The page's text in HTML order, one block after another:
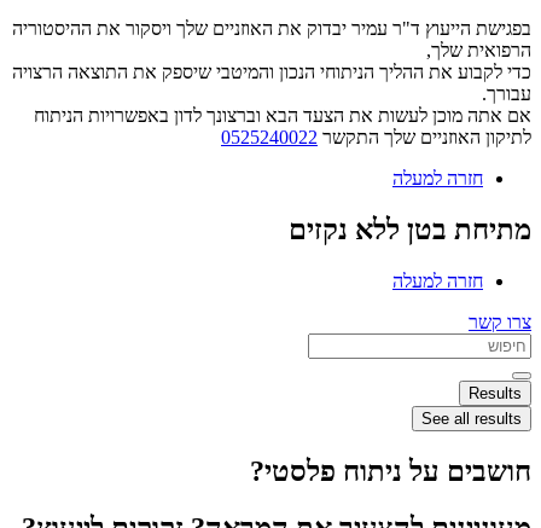
בפגישת הייעוץ ד"ר עמיר יבדוק את האוזניים שלך ויסקור את ההיסטוריה
הרפואית שלך,
כדי לקבוע את ההליך הניתוחי הנכון והמיטבי שיספק את התוצאה הרצויה
עבורך.
אם אתה מוכן לעשות את הצעד הבא וברצונך לדון באפשרויות הניתוח
לתיקון האוזניים שלך התקשר 0525240022
חזרה למעלה
מתיחת בטן ללא נקזים
חזרה למעלה
צרו קשר
Search
...
Results
See all results
חושבים על ניתוח פלסטי?